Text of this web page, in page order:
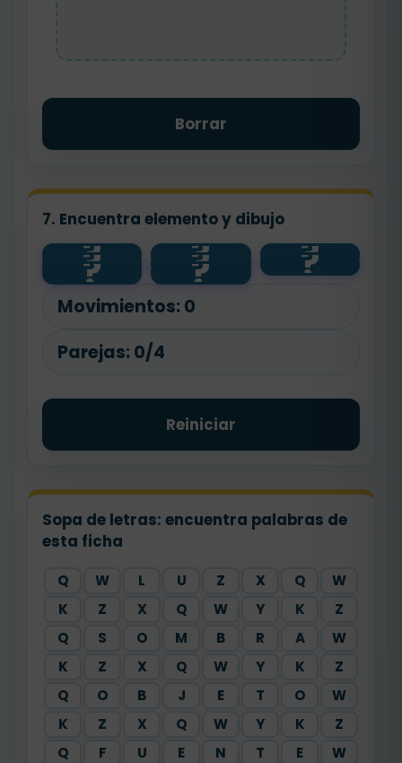
Borrar
7. Encuentra elemento y dibujo
?
🌱 ?
planta ?
🐾
?
animal ?
💧 ?
🧼
?
salud ?
agua
Movimientos: 0
Parejas: 0/4
Reiniciar
Sopa de letras: encuentra palabras de
esta ficha
Q W L U Z X Q
W
K
Z X Q W Y K
Z
Q
S O M B R A
W
K
Z X Q W Y K
Z
Q
O B J E T O
W
K
Z X Q W Y K
Z
Q
F U E N T E
W